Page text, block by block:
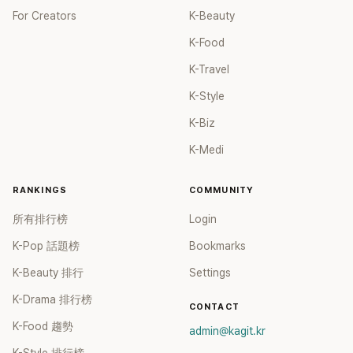
For Creators K-Beauty
K-Food
K-Travel
K-Style
K-Biz
K-Medi
RANKINGS
所有排行榜
K-Pop 話題榜
K-Beauty 排行
K-Drama 排行榜
K-Food 趨勢
COMMUNITY
Login
Bookmarks
Settings
CONTACT
admin@kagit.kr